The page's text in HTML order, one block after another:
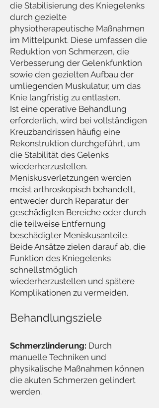
die Stabilisierung des Kniegelenks
durch gezielte
physiotherapeutische Maßnahmen
im Mittelpunkt. Diese umfassen die
Reduktion von Schmerzen, die
Verbesserung der Gelenkfunktion
sowie den gezielten Aufbau der
umliegenden Muskulatur, um das
Knie langfristig zu entlasten.
Ist eine operative Behandlung
erforderlich, wird bei vollständigen
Kreuzbandrissen häufig eine
Rekonstruktion durchgeführt, um
die Stabilität des Gelenks
wiederherzustellen.
Meniskusverletzungen werden
meist arthroskopisch behandelt,
entweder durch Reparatur der
geschädigten Bereiche oder durch
die teilweise Entfernung
beschädigter Meniskusanteile.
Beide Ansätze zielen darauf ab, die
Funktion des Kniegelenks
schnellstmöglich
wiederherzustellen und spätere
Komplikationen zu vermeiden.​
Behandlungsziele
Schmerzlinderung: Durch
manuelle Techniken und
physikalische Maßnahmen können
die akuten Schmerzen gelindert
werden.